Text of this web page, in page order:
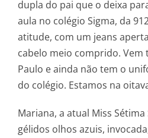
dupla do pai que o deixa
aula no colégio Sigma, da
atitude, com um jeans
cabelo meio comprido. Vem
Paulo e ainda não tem o
do colégio. Estamos na
Mariana, a atual Miss
gélidos olhos azuis,